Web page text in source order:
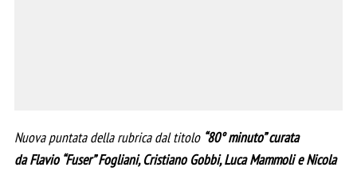
Nuova puntata della rubrica dal titolo “80° minuto” curata
da Flavio “Fuser” Fogliani, Cristiano Gobbi, Luca Mammoli e Nicola